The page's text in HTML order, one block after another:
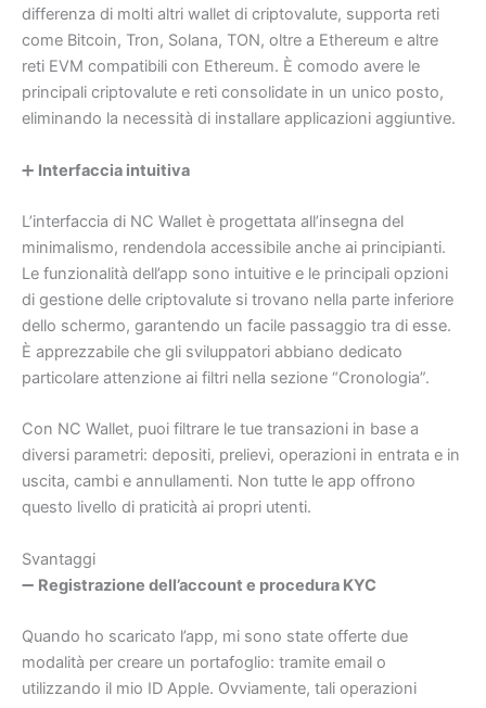
differenza di molti altri wallet di criptovalute, supporta reti
come Bitcoin, Tron, Solana, TON, oltre a Ethereum e altre
reti EVM compatibili con Ethereum. È comodo avere le
principali criptovalute e reti consolidate in un unico posto,
eliminando la necessità di installare applicazioni aggiuntive.
➕ Interfaccia intuitiva
L’interfaccia di NC Wallet è progettata all’insegna del
minimalismo, rendendola accessibile anche ai principianti.
Le funzionalità dell’app sono intuitive e le principali opzioni
di gestione delle criptovalute si trovano nella parte inferiore
dello schermo, garantendo un facile passaggio tra di esse.
È apprezzabile che gli sviluppatori abbiano dedicato
particolare attenzione ai filtri nella sezione “Cronologia”.
Con NC Wallet, puoi filtrare le tue transazioni in base a
diversi parametri: depositi, prelievi, operazioni in entrata e in
uscita, cambi e annullamenti. Non tutte le app offrono
questo livello di praticità ai propri utenti.
Svantaggi
➖ Registrazione dell’account e procedura KYC
Quando ho scaricato l’app, mi sono state offerte due
modalità per creare un portafoglio: tramite email o
utilizzando il mio ID Apple. Ovviamente, tali operazioni